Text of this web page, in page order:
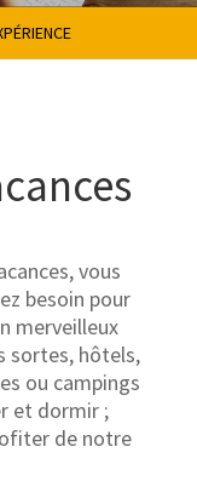
vous
besoin pour
merveilleux
sortes, hôtels,
ou campings
et dormir ;
de notre